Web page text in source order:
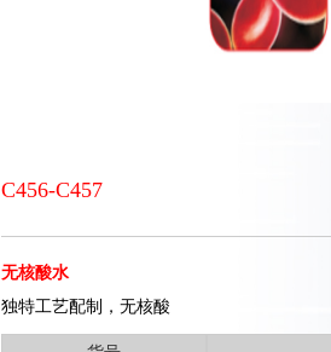
C456-C457
无核酸水
独特工艺配制，无核酸